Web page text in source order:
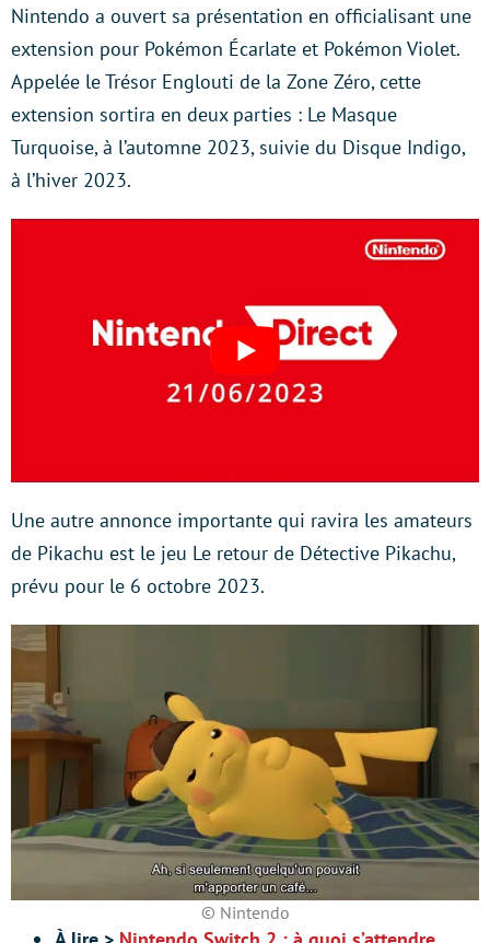
Nintendo a ouvert sa présentation en officialisant une
extension pour Pokémon Écarlate et Pokémon Violet.
Appelée le Trésor Englouti de la Zone Zéro, cette
extension sortira en deux parties : Le Masque
Turquoise, à l’automne 2023, suivie du Disque Indigo,
à l’hiver 2023.
Une autre annonce importante qui ravira les amateurs
de Pikachu est le jeu Le retour de Détective Pikachu,
prévu pour le 6 octobre 2023.
© Nintendo